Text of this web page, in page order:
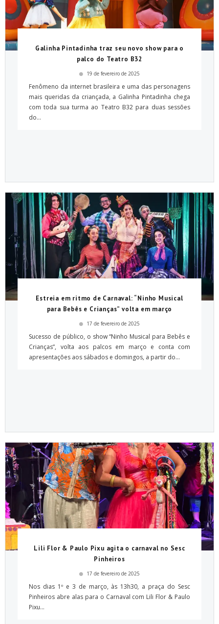
Galinha Pintadinha traz seu novo show para o
palco do Teatro B32
19 de fevereiro de 2025
Fenômeno da internet brasileira e uma das personagens
mais queridas da criançada, a Galinha Pintadinha chega
com toda sua turma ao Teatro B32 para duas sessões
do...
Estreia em ritmo de Carnaval: “Ninho Musical
para Bebês e Crianças” volta em março
17 de fevereiro de 2025
Sucesso de público, o show “Ninho Musical para Bebês e
Crianças”, volta aos palcos em março e conta com
apresentações aos sábados e domingos, a partir do...
Lili Flor & Paulo Pixu agita o carnaval no Sesc
Pinheiros
17 de fevereiro de 2025
Nos dias 1º e 3 de março, às 13h30, a praça do Sesc
Pinheiros abre alas para o Carnaval com Lili Flor & Paulo
Pixu...